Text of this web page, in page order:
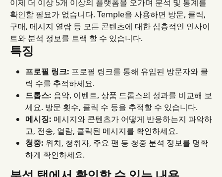
이제 더 이상 5개 이상의 플랫폼을 오가며 분석 및 통계를
확인할 필요가 없습니다. Temple을 사용하면 방문, 클릭,
구매, 메시지 열람 등 모든 콘텐츠에 대한 심층적인 인사이
트와 분석 정보를 트랙 할 수 있습니다.
특징
프로필 링크: 프로필 링크를 통해 유입된 방문자와 클
릭 수를 추적하세요.
드롭스: 음악, 이벤트, 상품 드롭스의 성과를 비교해 보
세요. 방문 횟수, 클릭 수 등을 추적할 수 있습니다.
메시징: 메시지와 콘텐츠가 어떻게 반응하는지 파악하
고, 전송, 열람, 클릭된 메시지를 확인하세요.
청중: 위치, 청취자, 주요 팬 등 청중 분석 정보를 명확
하게 확인하세요.